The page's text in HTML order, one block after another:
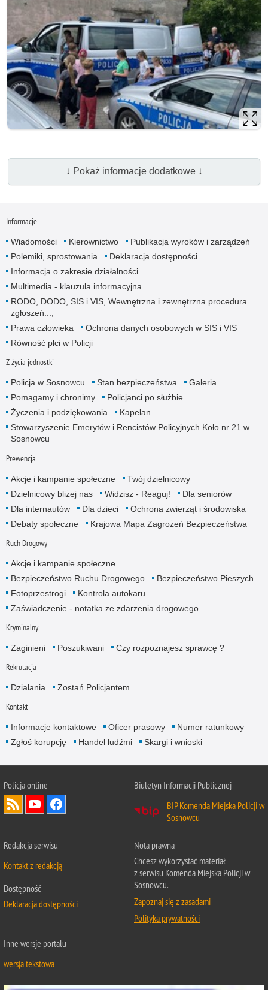
↓ Pokaż informacje dodatkowe ↓
Informacje
Wiadomości Kierownictwo
Publikacja wyroków i zarządzeń
Polemiki, sprostowania
Deklaracja dostępności
Informacja o zakresie działalności
Multimedia - klauzula informacyjna
RODO, DODO, SIS i VIS, Wewnętrzna i zewnętrzna procedura
zgłoszeń...,
Prawa człowieka
Ochrona danych osobowych w SIS i VIS
Równość płci w Policji
Z życia jednostki
Policja w Sosnowcu Stan bezpieczeństwa
Galeria
Pomagamy i chronimy
Policjanci po służbie
Życzenia i podziękowania
Kapelan
Stowarzyszenie Emerytów i Rencistów Policyjnych Koło nr 21 w
Sosnowcu
Prewencja
Akcje i kampanie społeczne
Twój dzielnicowy
Dzielnicowy bliżej nas
Widzisz - Reaguj!
Dla seniorów
Dla internautów
Dla dzieci
Ochrona zwierząt i środowiska
Debaty społeczne
Krajowa Mapa Zagrożeń Bezpieczeństwa
Ruch Drogowy
Akcje i kampanie społeczne
Bezpieczeństwo Ruchu Drogowego
Bezpieczeństwo Pieszych
Fotoprzestrogi
Kontrola autokaru
Zaświadczenie - notatka ze zdarzenia drogowego
Kryminalny
Zaginieni Poszukiwani Czy rozpoznajesz sprawcę ?
Rekrutacja
Działania Zostań Policjantem
Kontakt
Informacje kontaktowe Oficer prasowy
Numer ratunkowy
Zgłoś korupcję
Handel ludźmi Skargi i wnioski
Policja online
Biuletyn Informacji Publicznej
BIP Komenda Miejska Policji w
Sosnowcu
Redakcja serwisu
Kontakt z redakcją
Dostępność
Deklaracja dostępności
Nota prawna
Chcesz wykorzystać materiał
z serwisu Komenda Miejska Policji w
Sosnowcu.
Zapoznaj się z zasadami
Polityka prywatności
Inne wersje portalu
wersja tekstowa